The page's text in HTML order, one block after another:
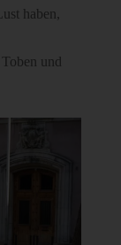
haben,
und